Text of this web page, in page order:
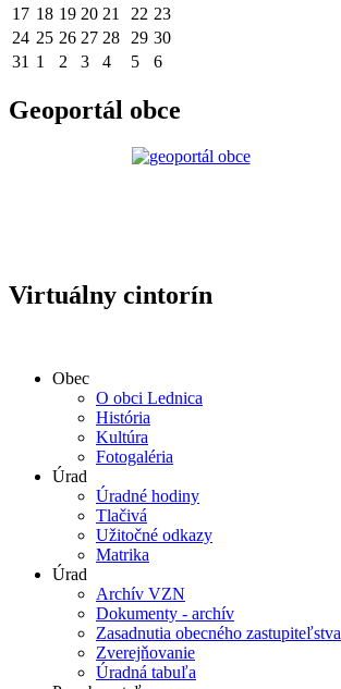
17 18 19 20 21 22 23
24 25 26 27 28 29 30
31 1 2 3 4 5 6
Geoportál obce
Virtuálny cintorín
Obec
O obci Lednica
História
Kultúra
Fotogaléria
Úrad
Úradné hodiny
Tlačivá
Užitočné odkazy
Matrika
Úrad
Archív VZN
Dokumenty - archív
Zasadnutia obecného zastupiteľstva
Zverejňovanie
Úradná tabuľa